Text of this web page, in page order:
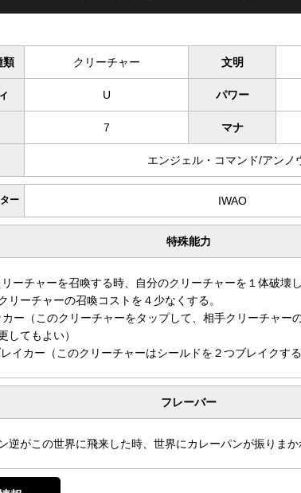
類 クリーチャー 文明
U パワー
7 マナ
エンジェル・コマンド/アンノ
ー IWAO
特殊能力
リーチャーを召喚する時、自分のクリーチャーを１体破壊
リーチャーの召喚コストを４少なくする。
カー（このクリーチャーをタップして、相手クリーチャー
してもよい）
イカー（このクリーチャーはシールドを２つブレイクする
フレーバー
逆がこの世界に飛来した時、世界にカレーパンが振りまか